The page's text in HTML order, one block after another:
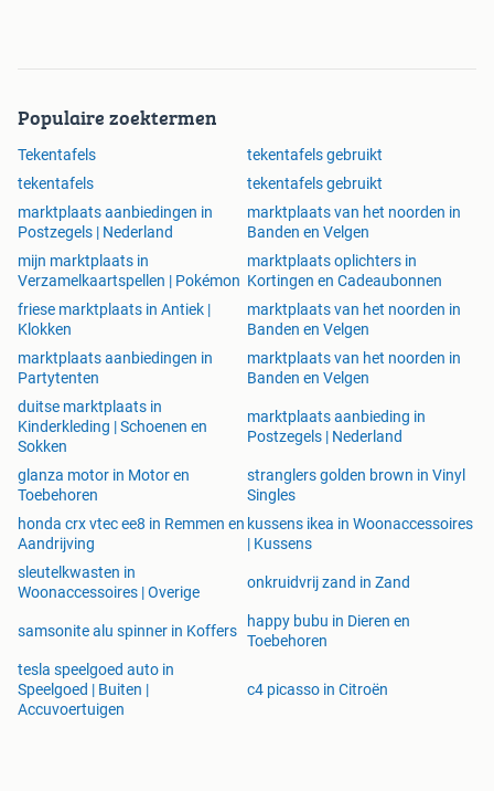
Populaire zoektermen
Tekentafels
tekentafels gebruikt
tekentafels
tekentafels gebruikt
marktplaats aanbiedingen in
Postzegels | Nederland
marktplaats van het noorden in
Banden en Velgen
mijn marktplaats in
Verzamelkaartspellen | Pokémon
marktplaats oplichters in
Kortingen en Cadeaubonnen
friese marktplaats in Antiek |
Klokken
marktplaats van het noorden in
Banden en Velgen
marktplaats aanbiedingen in
Partytenten
marktplaats van het noorden in
Banden en Velgen
duitse marktplaats in
Kinderkleding | Schoenen en
Sokken
marktplaats aanbieding in
Postzegels | Nederland
glanza motor in Motor en
Toebehoren
stranglers golden brown in Vinyl
Singles
honda crx vtec ee8 in Remmen en
Aandrijving
kussens ikea in Woonaccessoires
| Kussens
sleutelkwasten in
Woonaccessoires | Overige
onkruidvrij zand in Zand
samsonite alu spinner in Koffers
happy bubu in Dieren en
Toebehoren
tesla speelgoed auto in
Speelgoed | Buiten |
Accuvoertuigen
c4 picasso in Citroën